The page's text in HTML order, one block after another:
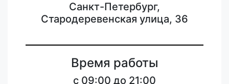
Санкт-Петербург,
Стародеревенская улица, 36
Время работы
c 09:00 до 21:00